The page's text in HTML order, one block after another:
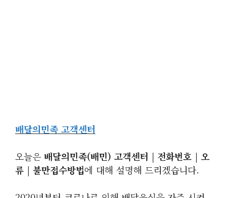
배달의민족 고객센터
오늘은배달의민족(배민) 고객센터 | 전화번호 | 오
류 | 불만접수방법에 대해 설명해 드리겠습니다.